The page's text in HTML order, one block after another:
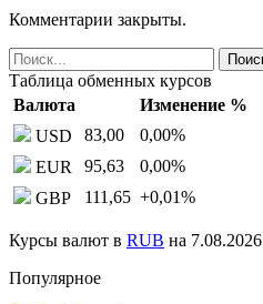
Комментарии закрыты.
Таблица обменных курсов
Валюта
Изменение %
USD
83,00 0,00%
EUR
95,63 0,00%
GBP
111,65 +0,01%
Курсы валют в RUB на 7.08.2026
Популярное